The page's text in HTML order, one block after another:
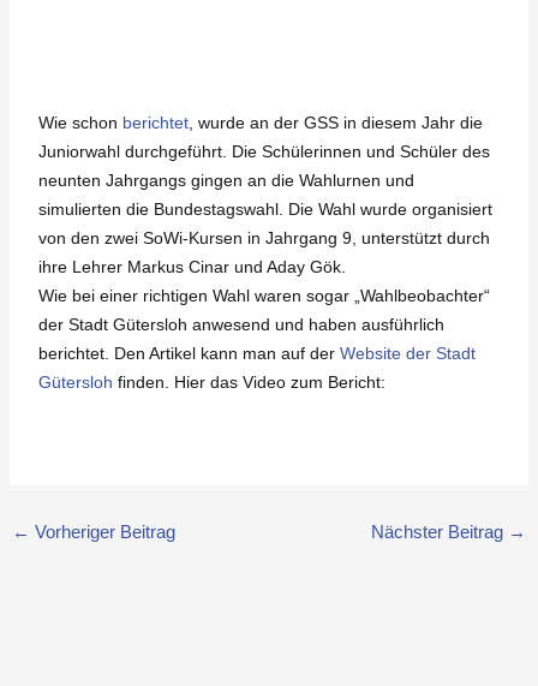
Wie schon berichtet , wurde an der GSS in diesem Jahr die
Juniorwahl durchgeführt. Die Schülerinnen und Schüler des
neunten Jahrgangs gingen an die Wahlurnen und
simulierten die Bundestagswahl. Die Wahl wurde organisiert
von den zwei SoWi-Kursen in Jahrgang 9, unterstützt durch
ihre Lehrer Markus Cinar und Aday Gök.
Wie bei einer richtigen Wahl waren sogar „Wahlbeobachter“
der Stadt Gütersloh anwesend und haben ausführlich
berichtet. Den Artikel kann man auf derWebsite der Stadt
Gütersloh finden. Hier das Video zum Bericht:
← Vorheriger Beitrag Nächster Beitrag →